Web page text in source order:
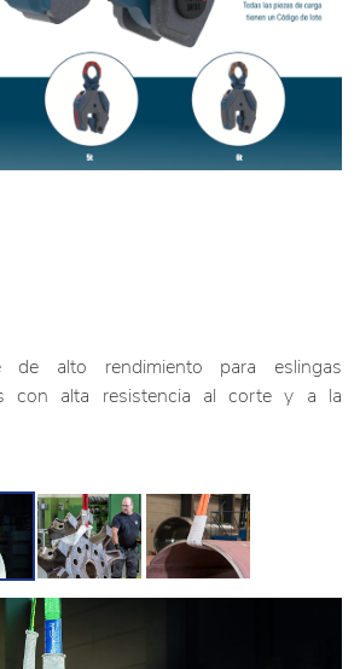
de alto rendimiento para eslingas
con alta resistencia al corte y a la